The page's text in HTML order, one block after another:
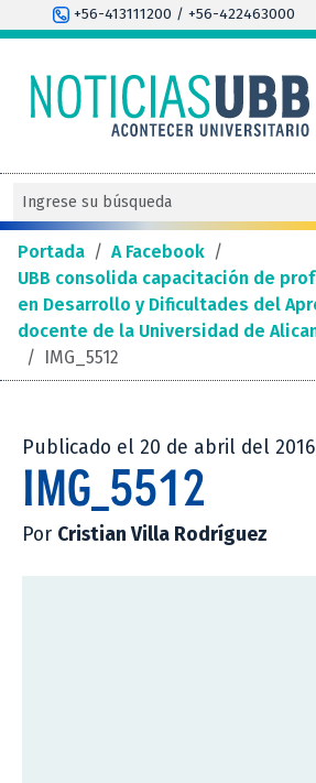
+56-413111200 / +56-422463000
Portada / A Facebook /
UBB consolida capacitación de
en Desarrollo y Dificultades del
docente de la Universidad de
/ IMG_5512
Publicado el 20 de abril del 2016
IMG_5512
Por Cristian Villa Rodríguez